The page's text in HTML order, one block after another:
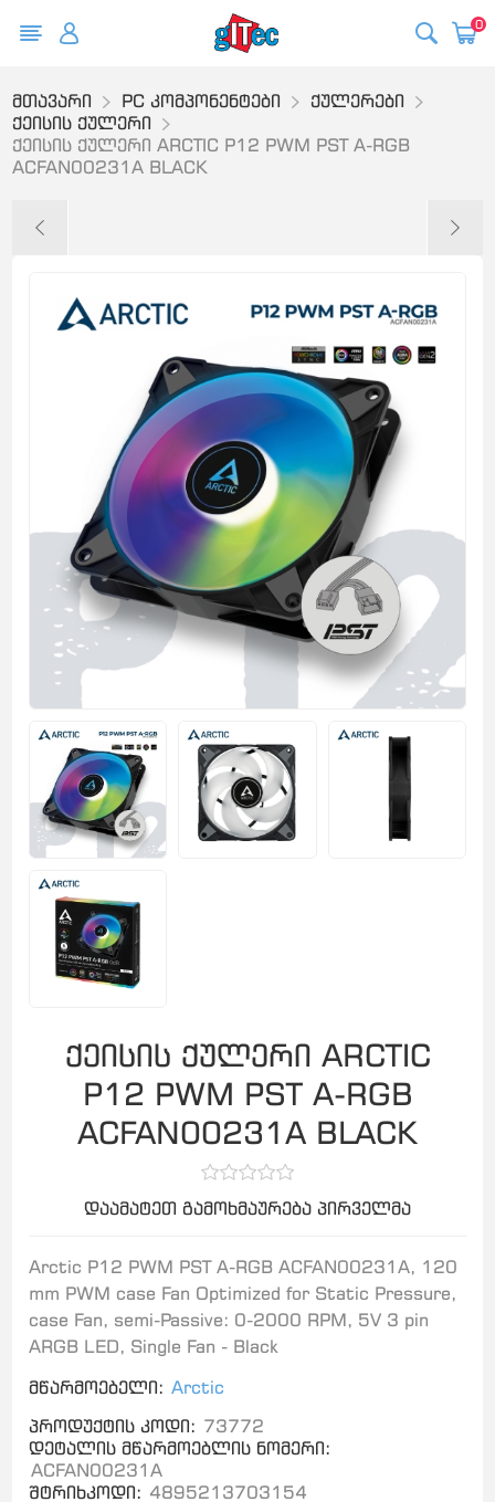
0
მთავარი PC კომპონენტები
ქულერები
ქეისის ქულერი
ქეისის ქულერი ARCTIC P12 PWM PST A-RGB
ACFAN00231A BLACK
ქეისის ქულერი ARCTIC
P12 PWM PST A-RGB
ACFAN00231A BLACK
დაამატეთ გამოხმაურება პირველმა
Arctic P12 PWM PST A-RGB ACFAN00231A, 120
mm PWM case Fan Optimized for Static Pressure,
case Fan, semi-Passive: 0-2000 RPM, 5V 3 pin
ARGB LED, Single Fan - Black
მწარმოებელი: Arctic
პროდუქტის კოდი: 73772
დეტალის მწარმოებლის ნომერი:
ACFAN00231A
შტრიხკოდი: 4895213703154